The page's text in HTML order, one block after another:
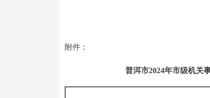
附件：
普洱市2024年市级机关